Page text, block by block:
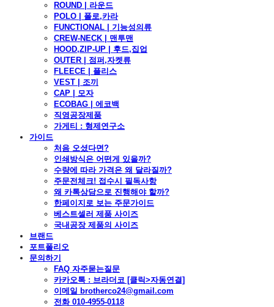
ROUND | 라운드
POLO | 폴로,카라
FUNCTIONAL | 기능성의류
CREW-NECK | 맨투맨
HOOD,ZIP-UP | 후드,집업
OUTER | 점퍼,자켓류
FLEECE | 플리스
VEST | 조끼
CAP | 모자
ECOBAG | 에코백
직영공장제품
가게티 : 형제연구소
가이드
처음 오셨다면?
인쇄방식은 어떤게 있을까?
수량에 따라 가격은 왜 달라질까?
주문전체크! 접수시 필독사항
왜 카톡상담으로 진행해야 할까?
한페이지로 보는 주문가이드
베스트셀러 제품 사이즈
국내공장 제품의 사이즈
브랜드
포트폴리오
문의하기
FAQ 자주묻는질문
카카오톡 : 브라더코 [클릭>자동연결]
이메일 brotherco24@gmail.com
전화 010-4955-0118